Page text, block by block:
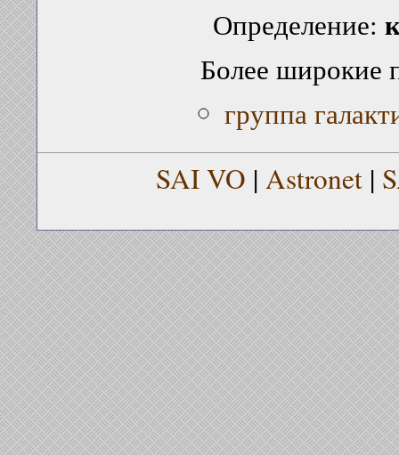
Определение:
Более широкие
группа
SAI VO | Astronet |